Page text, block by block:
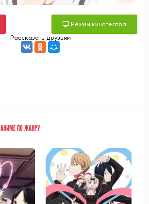
Режим кинотеатра
Рассказать друзьям
АНИМЕ ПО ЖАНРУ